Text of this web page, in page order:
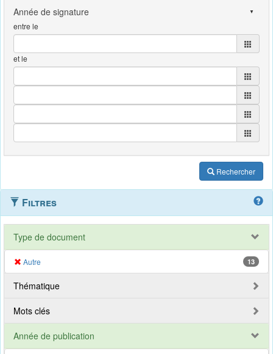
entre le
et le
Rechercher
Filtres
Type de document
Autre 13
Thématique
Mots clés
Année de publication